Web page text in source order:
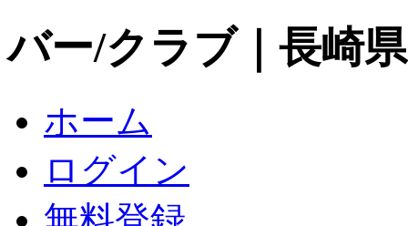
バー/クラブ｜長崎
ホーム
ログイン